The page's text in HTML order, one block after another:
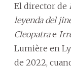
El director de
leyenda del
Cleopatrae
Lumière en
de 2022,